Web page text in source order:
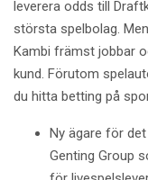
leverera odds till
största spelbolag.
Kambi främst jobbar
kund. Förutom
du hitta betting på
Ny ägare för
Genting Group